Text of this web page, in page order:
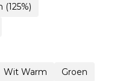
Wit Warm
Groen